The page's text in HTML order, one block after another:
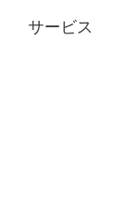
サービス